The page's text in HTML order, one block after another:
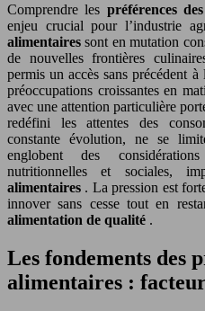
Comprendre les préférences
enjeu crucial pour l’industrie
alimentairessont en mutation
de nouvelles frontières
permis un accès sans précédent
préoccupations croissantes en
avec une attention particulière
redéfini les attentes des
constante évolution, ne se
englobent des
nutritionnelles et sociales,
alimentaires . La pression est
innover sans cesse tout en
alimentation de qualité .
Les fondements des
alimentaires :